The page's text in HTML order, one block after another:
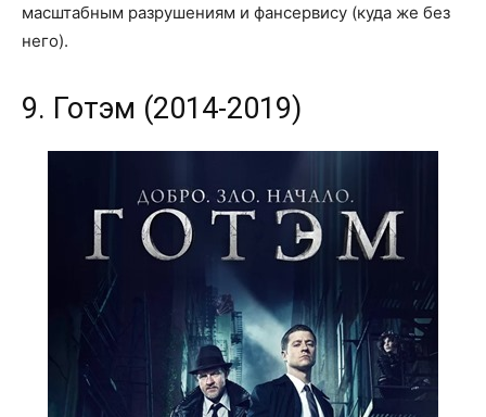
масштабным разрушениям и фансервису (куда же без
него).
9. Готэм (2014-2019)